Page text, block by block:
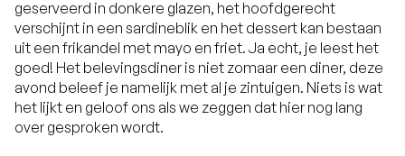
geserveerd in donkere glazen, het hoofdgerecht
verschijnt in een sardineblik en het dessert kan bestaan
uit een frikandel met mayo en friet. Ja echt, je leest het
goed! Het belevingsdiner is niet zomaar een diner, deze
avond beleef je namelijk met al je zintuigen. Niets is wat
het lijkt en geloof ons als we zeggen dat hier nog lang
over gesproken wordt.